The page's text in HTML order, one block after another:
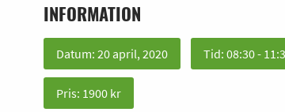
INFORMATION
Datum: 20 april, 2020 Tid: 08:30 -
Pris: 1900 kr